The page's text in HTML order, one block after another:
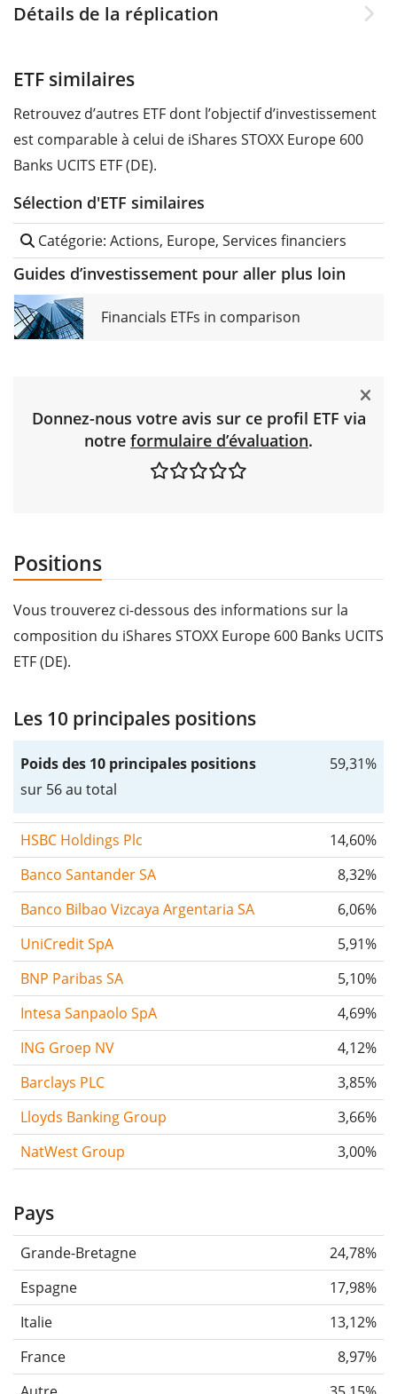
Détails de la réplication
ETF similaires
Retrouvez d’autres ETF dont l’objectif d’investissement
est comparable à celui de iShares STOXX Europe 600
Banks UCITS ETF (DE).
Sélection d'ETF similaires
Catégorie: Actions, Europe, Services financiers
Guides d’investissement pour aller plus loin
Financials ETFs in comparison
Donnez-nous votre avis sur ce profil ETF via
notre formulaire d’évaluation.
Positions
Vous trouverez ci-dessous des informations sur la
composition du iShares STOXX Europe 600 Banks UCITS
ETF (DE).
Les 10 principales positions
Poids des 10 principales positions
sur 56 au total
59,31%
HSBC Holdings Plc
14,60%
Banco Santander SA
8,32%
Banco Bilbao Vizcaya Argentaria SA
6,06%
UniCredit SpA
5,91%
BNP Paribas SA
5,10%
Intesa Sanpaolo SpA
4,69%
ING Groep NV
4,12%
Barclays PLC
3,85%
Lloyds Banking Group
3,66%
NatWest Group
3,00%
Pays
Grande-Bretagne
24,78%
Espagne
17,98%
Italie
13,12%
France
8,97%